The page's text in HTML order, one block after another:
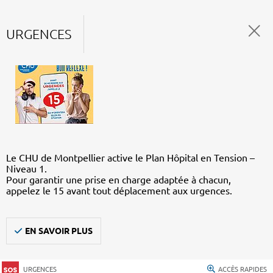
URGENCES
Le CHU de Montpellier active le Plan Hôpital en Tension –
Niveau 1.
Pour garantir une prise en charge adaptée à chacun,
appelez le 15 avant tout déplacement aux urgences.
EN SAVOIR PLUS
URGENCES ACCÈS RAPIDES